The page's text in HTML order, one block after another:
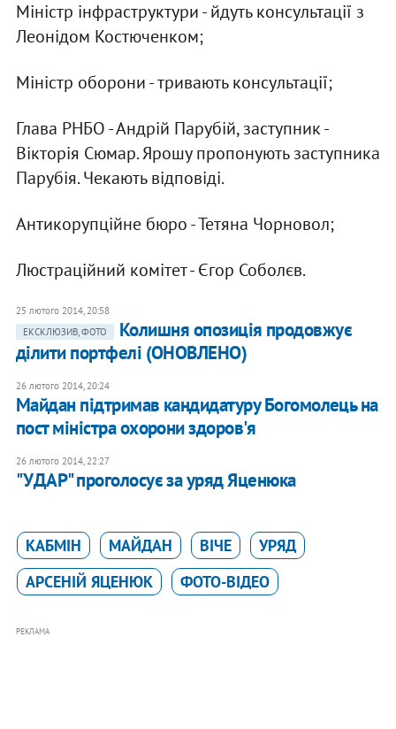
Міністр інфраструктури - йдуть консультації з
Леонідом Костюченком;
Міністр оборони - тривають консультації;
Глава РНБО - Андрій Парубій, заступник -
Вікторія Сюмар. Ярошу пропонують заступника
Парубія. Чекають відповіді.
Антикорупційне бюро - Тетяна Чорновол;
Люстраційний комітет - Єгор Соболєв.
25 лютого 2014, 20:58
ЕКСКЛЮЗИВ, ФОТО
Колишня опозиція продовжує
ділити портфелі (ОНОВЛЕНО)
26 лютого 2014, 20:24
Майдан підтримав кандидатуру Богомолець на
пост міністра охорони здоров'я
26 лютого 2014, 22:27
"УДАР" проголосує за уряд Яценюка
КАБМІН МАЙДАН ВІЧЕ
УРЯД
АРСЕНІЙ ЯЦЕНЮК
ФОТО-ВІДЕО
РЕКЛАМА